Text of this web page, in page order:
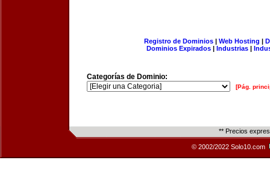
Registro de Dominios| Web Hosting |
Dominios Expirados | Industrias |
Categorías de Dominio:
[Pág.
** Precios
© 2002/2022 Solo10.com